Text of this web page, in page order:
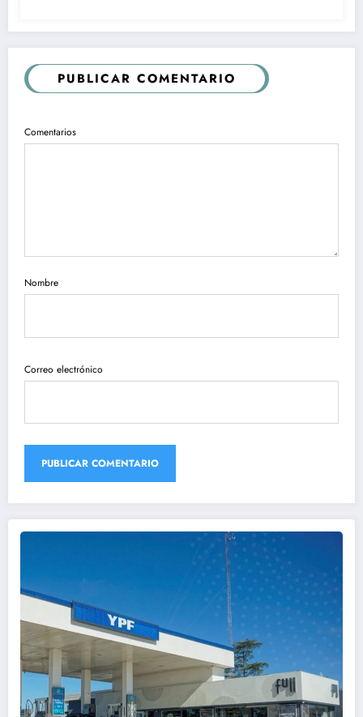
PUBLICAR COMENTARIO
Comentarios
Nombre
Correo electrónico